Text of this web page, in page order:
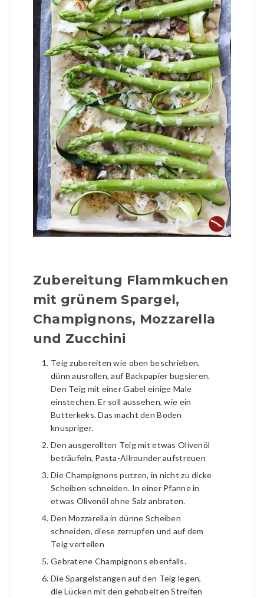
Zubereitung Flammkuchen
mit grünem Spargel,
Champignons, Mozzarella
und Zucchini
Teig zubereiten wie oben beschrieben,
dünn ausrollen, auf Backpapier bugsieren.
Den Teig mit einer Gabel einige Male
einstechen. Er soll aussehen, wie ein
Butterkeks. Das macht den Boden
knuspriger.
Den ausgerollten Teig mit etwas Olivenöl
beträufeln, Pasta-Allrounder aufstreuen
Die Champignons putzen, in nicht zu dicke
Scheiben schneiden. In einer Pfanne in
etwas Olivenöl ohne Salz anbraten.
Den Mozzarella in dünne Scheiben
schneiden, diese zerrupfen und auf dem
Teig verteilen
Gebratene Champignons ebenfalls.
Die Spargelstangen auf den Teig legen,
die Lücken mit den gehobelten Streifen